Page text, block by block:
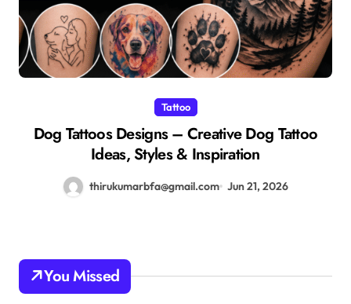
Tattoo
Dog Tattoos Designs – Creative Dog Tattoo
Ideas, Styles & Inspiration
thirukumarbfa@gmail.com Jun 21, 2026
You Missed